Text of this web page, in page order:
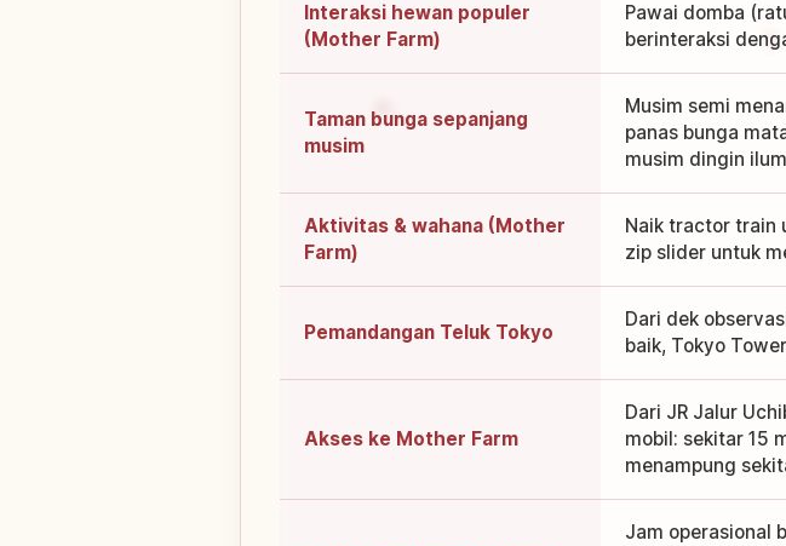
Interaksi hewan populer
(Mother Farm)
Pawai domba
berinteraksi
Taman bunga sepanjang
musim
Musim semi
panas bunga
musim dingin
Aktivitas & wahana (Mother
Farm)
Naik tractor train
zip slider untuk
Pemandangan Teluk Tokyo
Dari dek
baik, Tokyo
Akses ke Mother Farm
Dari JR Jalur
mobil: sekitar 15
menampung
Jam operasional